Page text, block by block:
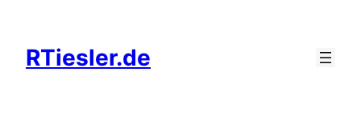
springen
RTiesler.de